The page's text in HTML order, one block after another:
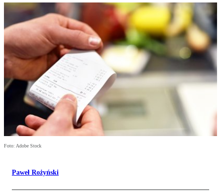
Foto: Adobe Stock
Paweł Rożyński